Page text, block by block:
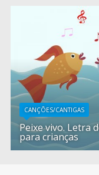
CANÇÕES/CANTIGAS
Peixe vivo. Letra
para crianças